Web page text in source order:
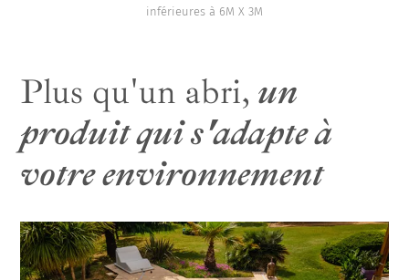
inférieures à 6M X 3M
Plus qu'un abri, un
produit qui s'adapte à
votre environnement